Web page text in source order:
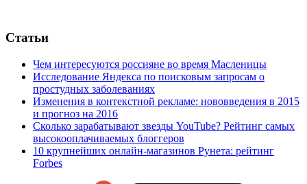
Статьи
Чем интересуются россияне во время Масленицы
Исследование Яндекса по поисковым запросам о
простудных заболеваниях
Изменения в контекстной рекламе: нововведения в 2015
и прогноз на 2016
Сколько зарабатывают звезды YouTube? Рейтинг самых
высокооплачиваемых блоггеров
10 крупнейших онлайн-магазинов Рунета: рейтинг
Forbes